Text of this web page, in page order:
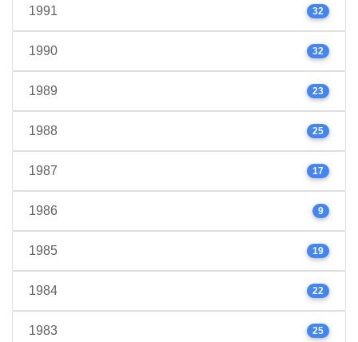
1991 32
1990 32
1989 23
1988 25
1987 17
1986 9
1985 19
1984 22
1983 25